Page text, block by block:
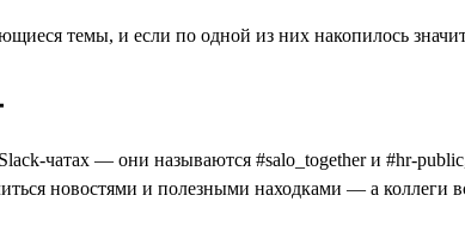
темы, и если по одной из них накопилось
чатах — они называются #salo_together и #hr-
новостями и полезными находками — а коллеги